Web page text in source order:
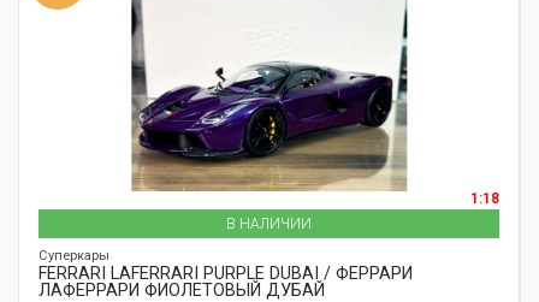
1:18
В НАЛИЧИИ
Суперкары
FERRARI LAFERRARI PURPLE DUBAI / ФЕРРАРИ
ЛАФЕРРАРИ ФИОЛЕТОВЫЙ ДУБАЙ